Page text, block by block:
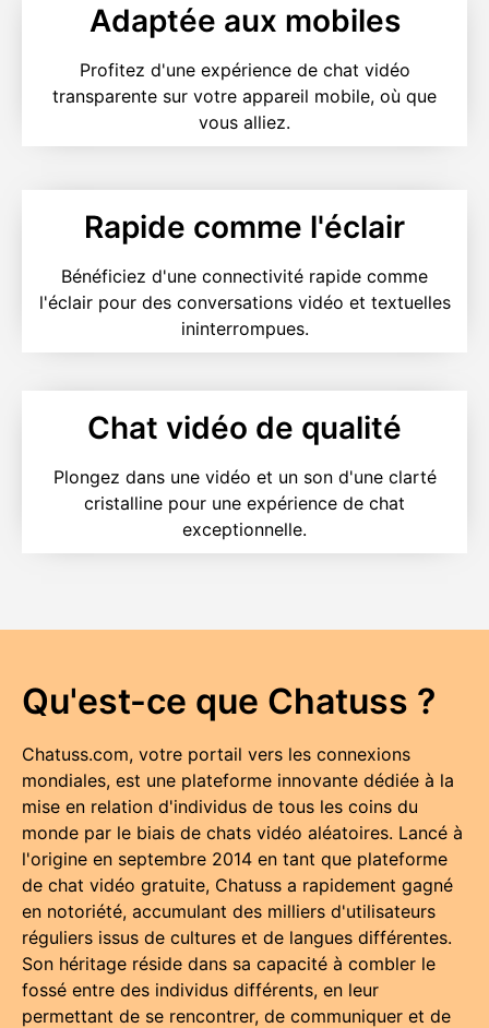
Adaptée aux mobiles
Profitez d'une expérience de chat vidéo
transparente sur votre appareil mobile, où que
vous alliez.
Rapide comme l'éclair
Bénéficiez d'une connectivité rapide comme
l'éclair pour des conversations vidéo et textuelles
ininterrompues.
Chat vidéo de qualité
Plongez dans une vidéo et un son d'une clarté
cristalline pour une expérience de chat
exceptionnelle.
Qu'est-ce que Chatuss ?
Chatuss.com, votre portail vers les connexions
mondiales, est une plateforme innovante dédiée à la
mise en relation d'individus de tous les coins du
monde par le biais de chats vidéo aléatoires. Lancé à
l'origine en septembre 2014 en tant que plateforme
de chat vidéo gratuite, Chatuss a rapidement gagné
en notoriété, accumulant des milliers d'utilisateurs
réguliers issus de cultures et de langues différentes.
Son héritage réside dans sa capacité à combler le
fossé entre des individus différents, en leur
permettant de se rencontrer, de communiquer et de